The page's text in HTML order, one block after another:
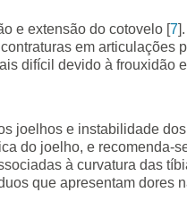
e extensão do cotovelo [7
em articulações
difícil devido à frouxidão
joelhos e instabilidade
do joelho, e recomenda-
à curvatura das
que apresentam dores